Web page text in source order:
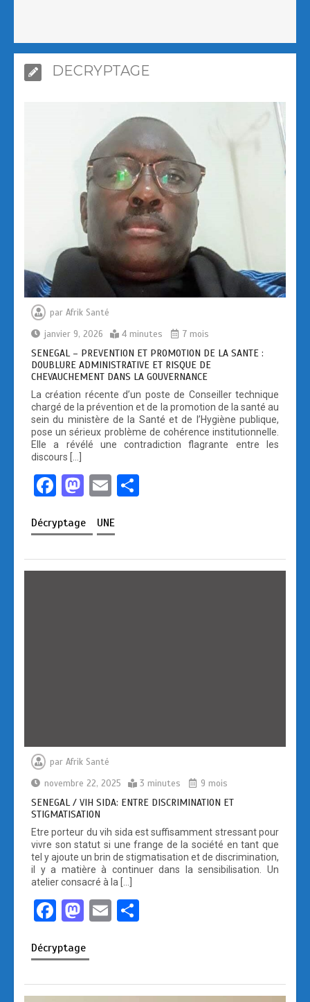
DECRYPTAGE
par Afrik Santé
janvier 9, 2026
4 minutes 7 mois
SENEGAL – PREVENTION ET PROMOTION DE LA SANTE :
DOUBLURE ADMINISTRATIVE ET RISQUE DE
CHEVAUCHEMENT DANS LA GOUVERNANCE
La création récente d’un poste de Conseiller technique
chargé de la prévention et de la promotion de la santé au
sein du ministère de la Santé et de l’Hygiène publique,
pose un sérieux problème de cohérence institutionnelle.
Elle a révélé une contradiction flagrante entre les
discours […]
F
ce
b
o
M
st
o
d
E
ail
g
er
Décryptage UNE
par Afrik Santé
novembre 22, 2025
3 minutes 9 mois
SENEGAL / VIH SIDA: ENTRE DISCRIMINATION ET
STIGMATISATION
Etre porteur du vih sida est suffisamment stressant pour
vivre son statut si une frange de la société en tant que
tel y ajoute un brin de stigmatisation et de discrimination,
il y a matière à continuer dans la sensibilisation. Un
atelier consacré à la […]
F
ce
b
M
st
o
E
g
Décryptage